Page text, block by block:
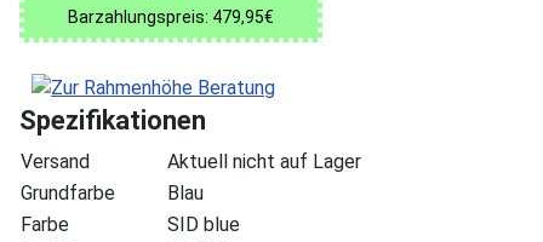
Barzahlungspreis: 479,95€
Spezifikationen
Versand
Aktuell nicht auf Lager
Grundfarbe
Blau
Farbe
SID blue